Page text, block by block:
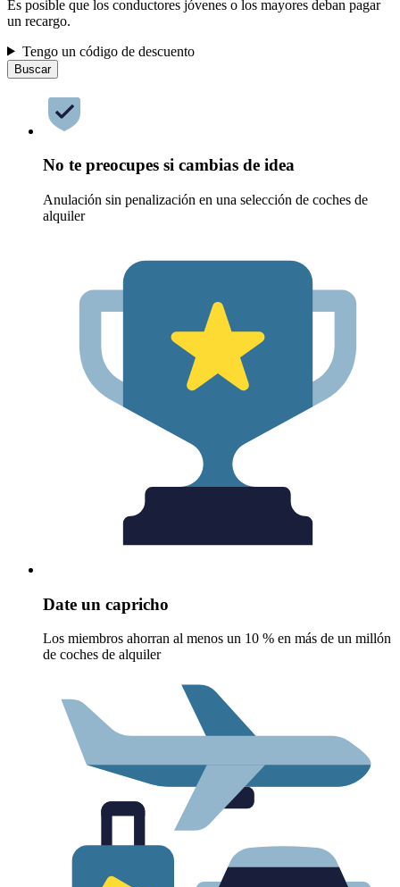
Es posible que los conductores jóvenes o los mayores deban pagar
un recargo.
Tengo un código de descuento
Buscar
No te preocupes si cambias de idea
Anulación sin penalización en una selección de coches de
alquiler
Date un capricho
Los miembros ahorran al menos un 10 % en más de un millón
de coches de alquiler